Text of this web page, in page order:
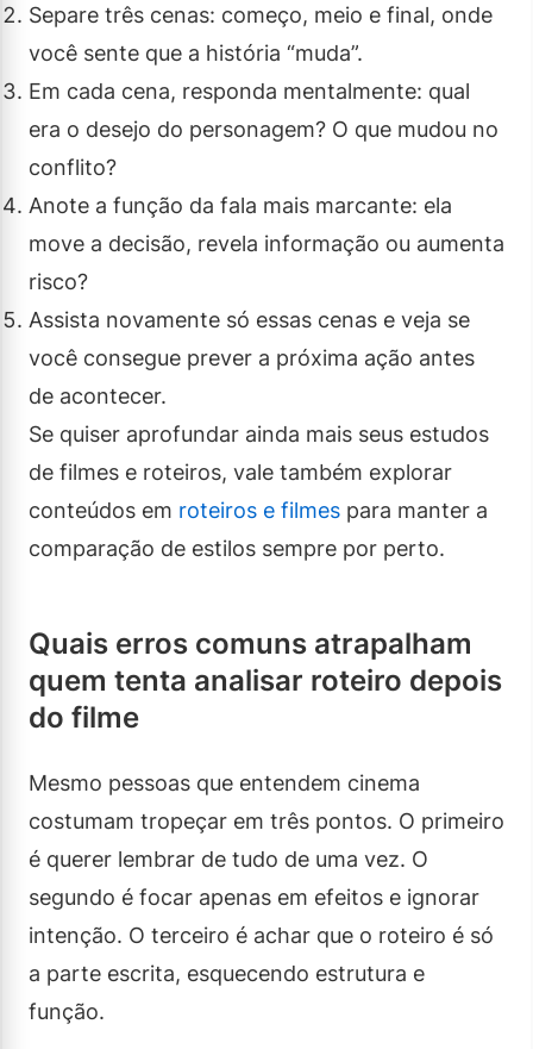
Separe três cenas: começo, meio e final, onde
você sente que a história “muda”.
Em cada cena, responda mentalmente: qual
era o desejo do personagem? O que mudou no
conflito?
Anote a função da fala mais marcante: ela
move a decisão, revela informação ou aumenta
risco?
Assista novamente só essas cenas e veja se
você consegue prever a próxima ação antes
de acontecer.
Se quiser aprofundar ainda mais seus estudos
de filmes e roteiros, vale também explorar
conteúdos em roteiros e filmes para manter a
comparação de estilos sempre por perto.
Quais erros comuns atrapalham
quem tenta analisar roteiro depois
do filme
Mesmo pessoas que entendem cinema
costumam tropeçar em três pontos. O primeiro
é querer lembrar de tudo de uma vez. O
segundo é focar apenas em efeitos e ignorar
intenção. O terceiro é achar que o roteiro é só
a parte escrita, esquecendo estrutura e
função.